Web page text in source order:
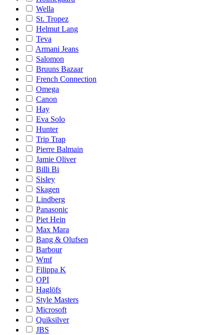
Wella
St. Tropez
Helmut Lang
Teva
Armani Jeans
Salomon
Bruuns Bazaar
French Connection
Omega
Canon
Hay
Eva Solo
Hunter
Trip Trap
Pierre Balmain
Jamie Oliver
Billi Bi
Sisley
Skagen
Lindberg
Panasonic
Piet Hein
Max Mara
Bang & Olufsen
Barbour
Wmf
Filippa K
OPI
Haglöfs
Style Masters
Microsoft
Quiksilver
JBS